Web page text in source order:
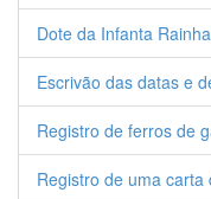
Dote da Infanta
Escrivão das datas e
Registro de ferros de
Registro de uma carta